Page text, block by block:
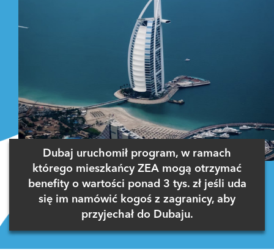
Dubaj uruchomił program, w ramach
którego mieszkańcy ZEA mogą otrzymać
benefity o wartości ponad 3 tys. zł jeśli uda
się im namówić kogoś z zagranicy, aby
przyjechał do Dubaju.